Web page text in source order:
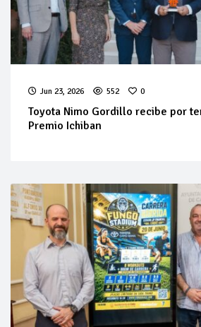
Jun 23, 2026 552 0
Toyota Nimo Gordillo recibe por
Premio Ichiban